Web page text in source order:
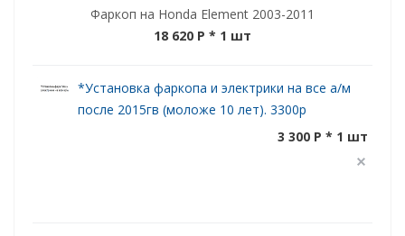
Фаркоп на Honda Element 2003-2011
18 620 P * 1 шт
*Установка фаркопа и электрики на все а/м
после 2015гв (моложе 10 лет). 3300р
3 300 P * 1 шт